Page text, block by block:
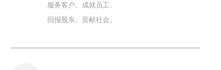
服务客户、成就员工、
回报股东、贡献社会。